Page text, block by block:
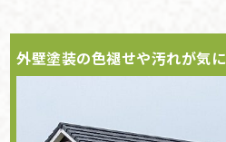
外壁塗装の色褪せや汚れが気